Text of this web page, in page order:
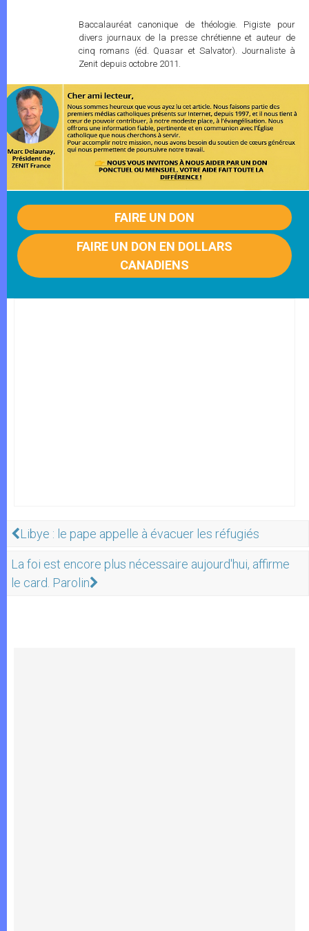
Baccalauréat canonique de théologie. Pigiste pour
divers journaux de la presse chrétienne et auteur de
cinq romans (éd. Quasar et Salvator). Journaliste à
Zenit depuis octobre 2011.
FAIRE UN DON
FAIRE UN DON EN DOLLARS
CANADIENS
Libye : le pape appelle à évacuer les réfugiés
La foi est encore plus nécessaire aujourd'hui, affirme
le card. Parolin